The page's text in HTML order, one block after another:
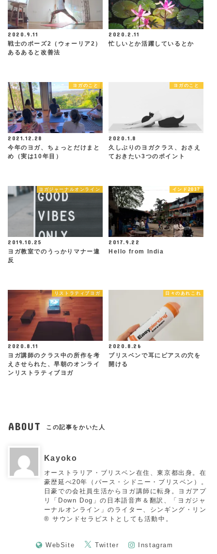
2020.9.11
戦士のポーズ2（ウォーリア2）
あるあると改善法
2020.2.11
忙しいとか活躍しているとか
ヨガのこと
2021.12.28
今年のヨガ、ちょっとだけまと
め（実は10年目）
ヨガのこと
2020.1.8
久しぶりのヨガクラス、おさえ
ておきたい3つのポイント
ヨガジャーナルオンライン
2019.10.25
ヨガ教室でのうっかりマナー違
反
インド2017
2017.9.22
Hello from India
リストラティブヨガ
2020.8.11
ヨガ講師のクラス中の所作を考
えさせられた、早朝のオンライ
ンリストラティブヨガ
日々のあれこれ
2020.8.26
ブリスベンで耳にピアスの穴を
開ける
ABOUT この記事をかいた人
Kayoko
オーストラリア・ブリスベン在住、東京都出身。在
豪歴延べ20年（パース・シドニー・ブリスベン）。
日豪での会社員生活からヨガ講師に転身。ヨガアプ
リ「Down Dog」の日本語音声＆翻訳、「ヨガジャ
ーナルオンライン」のライター、シンギング・リン
®︎ サウンドセラピストとしても活動中。
WebSite Twitter Instagram